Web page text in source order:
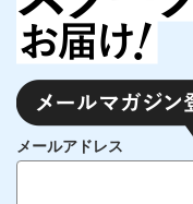
メールアドレス